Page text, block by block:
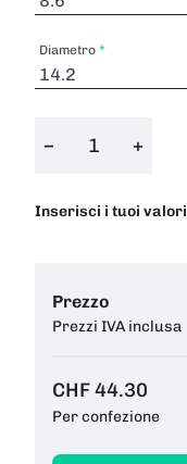
Diametro
− +
Inserisci i tuoi valori
Prezzo
Prezzi IVA inclusa
CHF 44.30
Per confezione